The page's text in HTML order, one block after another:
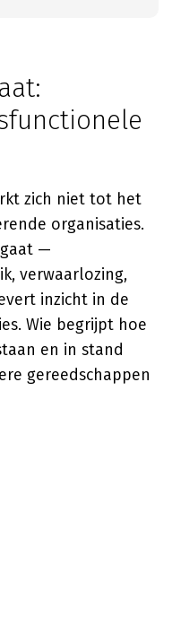
zich niet tot het
organisaties.
—
verwaarlozing,
inzicht in de
Wie begrijpt hoe
en in stand
gereedschappen